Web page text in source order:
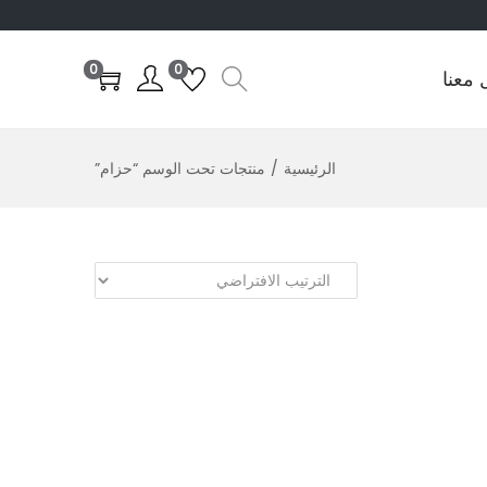
معنا 0
0
الرئيسية / منتجات تحت الوسم “حزام”